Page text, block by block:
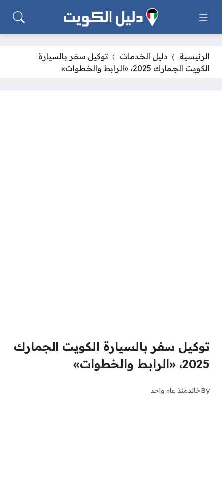
الرئيسية دليل الخدمات
توكيل سفر بالسيارة
الكويت الجمارك 2025، «الرابط والخطوات»
توكيل سفر بالسيارة الكويت الجمارك
2025، «الرابط والخطوات»
Byخالدمنذ عام واحد